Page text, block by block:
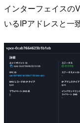
インターフェイスの
いるIPアドレスと一